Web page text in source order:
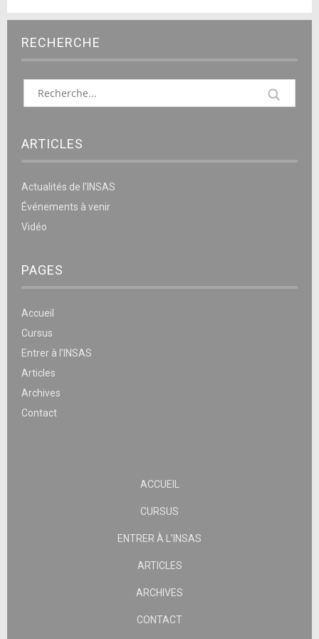
RECHERCHE
ARTICLES
Actualités de l’INSAS
Événements à venir
Vidéo
PAGES
Accueil
Cursus
Entrer à l’INSAS
Articles
Archives
Contact
ACCUEIL
CURSUS
ENTRER À L’INSAS
ARTICLES
ARCHIVES
CONTACT